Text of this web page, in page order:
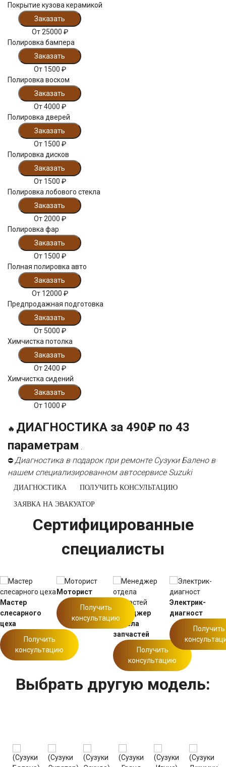
Покрытие кузова керамикой
Заказать
От25000 ₽
Полировка бампера
Заказать
От 1500 ₽
Полировка воском
Заказать
От4000 ₽
Полировка дверей
Заказать
От 1500 ₽
Полировка дисков
Заказать
От 1500 ₽
Полировка лобового стекла
Заказать
От2000 ₽
Полировка фар
Заказать
От 1500 ₽
Полная полировка авто
Заказать
От 12000 ₽
Предпродажная подготовка
Заказать
От 5000 ₽
Химчистка потолка
Заказать
От2400 ₽
Химчистка сидений
Заказать
От 1000 ₽
🔥 ДИАГНОСТИКА за 490₽ по 43
параметрам .
⛔Диагностика в подарок при ремонте Сузуки Балено в
нашем специализированном автосервисе Suzuki
ДИАГНОСТИКА ПОЛУЧИТЬ КОНСУЛЬТАЦИЮ
ЗАЯВКА НА ЭВАКУАТОР
Сертифицированные
специалисты
Мастер
слесарного
цеха
Получить
консультацию
Моторист
Получить
консультацию
Менеджер
отдела
запчастей
Получить
консультацию
Электрик-
диагност
Получить
Выбрать другую модель: